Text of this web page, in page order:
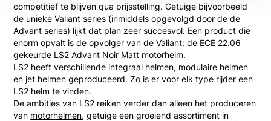
competitief te blijven qua prijsstelling. Getuige bijvoorbeeld
de unieke Valiant series (inmiddels opgevolgd door de de
Advant series) lijkt dat plan zeer succesvol. Een product die
enorm opvalt is de opvolger van de Valiant: de ECE 22.06
gekeurde LS2Advant Noir Matt motorhelm.
LS2 heeft verschillende integraal helmen, modulaire helmen
en jet helmen geproduceerd. Zo is er voor elk type rijder een
LS2 helm te vinden.
De ambities van LS2 reiken verder dan alleen het produceren
van motorhelmen, getuige een groeiend assortiment in